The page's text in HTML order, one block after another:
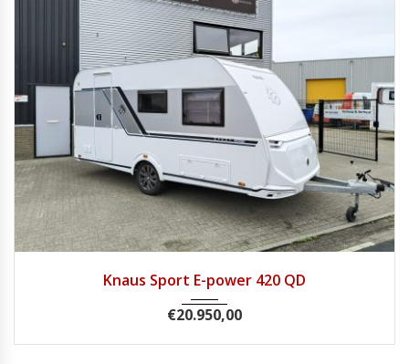
Knaus Sport E-power 420 QD
€20.950,00